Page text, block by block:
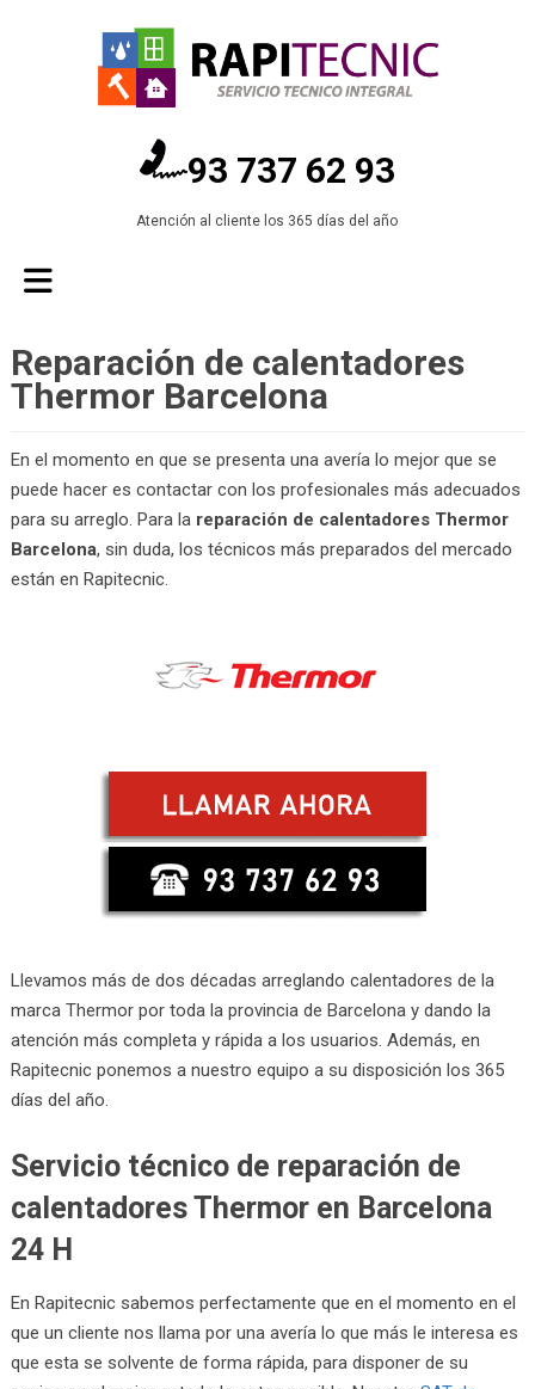
93 737 62 93
Atención al cliente los 365 días del año
Reparación de calentadores
Thermor Barcelona
En el momento en que se presenta una avería lo mejor que se
puede hacer es contactar con los profesionales más adecuados
para su arreglo. Para la reparación de calentadores Thermor
Barcelona, sin duda, los técnicos más preparados del mercado
están en Rapitecnic.
Llevamos más de dos décadas arreglando calentadores de la
marca Thermor por toda la provincia de Barcelona y dando la
atención más completa y rápida a los usuarios. Además, en
Rapitecnic ponemos a nuestro equipo a su disposición los 365
días del año.
Servicio técnico de reparación de
calentadores Thermor en Barcelona
24 H
En Rapitecnic sabemos perfectamente que en el momento en el
que un cliente nos llama por una avería lo que más le interesa es
que esta se solvente de forma rápida, para disponer de su